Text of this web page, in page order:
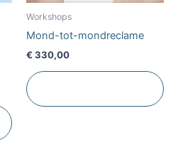
Workshops
Mond-tot-mondreclame
€ 330,00